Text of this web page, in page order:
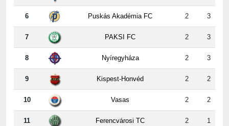
6 Puskás Akadémia FC 2 3
7 PAKSI FC 2 3
8 Nyíregyháza 2 3
9 Kispest-Honvéd 2 2
10 Vasas 2 2
11 Ferencvárosi TC 2 1